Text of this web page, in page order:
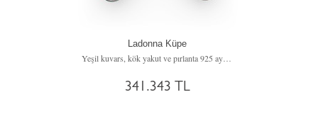
Ladonna Küpe
Yeşil kuvars, kök yakut ve pırlanta 925 ayar gümüş küpe (2.882 karat)
341.343 TL